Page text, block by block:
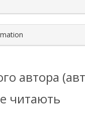
автора
читають